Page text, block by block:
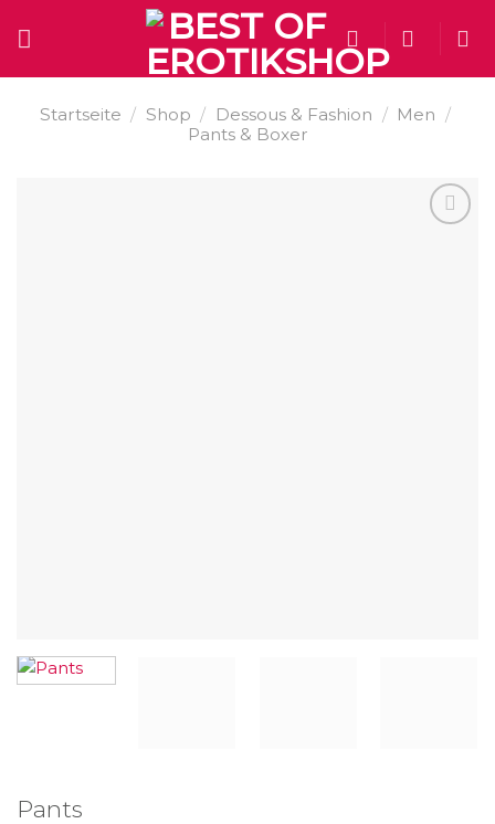
Startseite / Shop / Dessous & Fashion / Men /
Pants & Boxer
Pants